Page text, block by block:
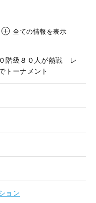
全ての情報を表示
階級８０人が熱戦 レ
トーナメント
ョン